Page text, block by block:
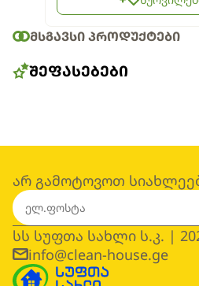
ᲛᲡᲒᲐᲕᲡᲘ ᲞᲠᲝᲓᲣᲥᲢᲔᲑᲘ
ᲨᲔᲤᲐᲡᲔᲑᲔᲑᲘ
არ გამოტოვოთ
სს სუფთა სახლი ს.კ. |
info@clean-house.ge